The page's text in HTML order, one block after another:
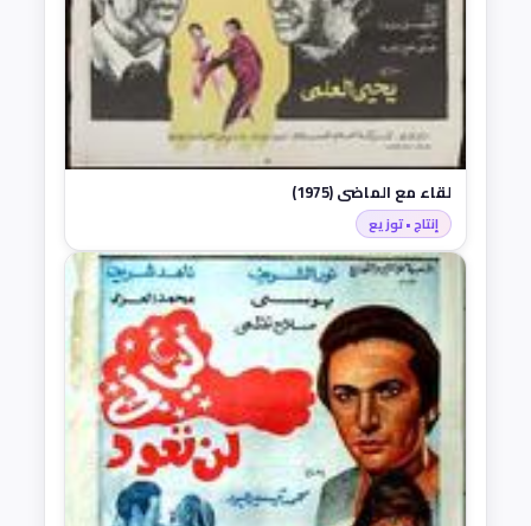
لقاء مع الماضي (1975)
إنتاج • توزيع